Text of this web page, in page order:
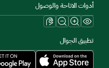
أدوات الاتاحة والوصول
تطبيق الجوال